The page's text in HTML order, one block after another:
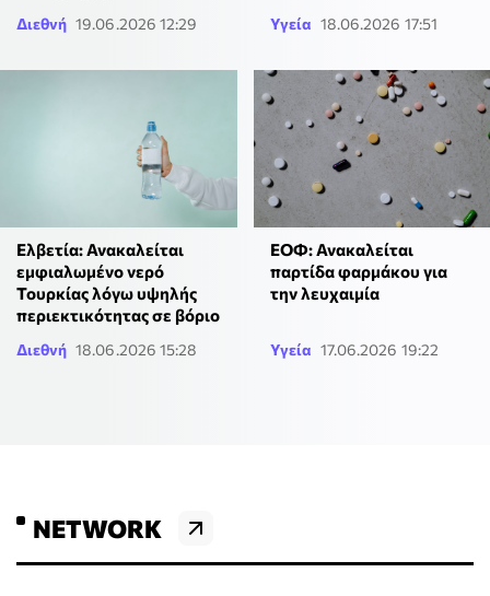
Διεθνή 19.06.2026 12:29 Υγεία 18.06.2026 17:51
Ελβετία: Ανακαλείται
εμφιαλωμένο νερό
Τουρκίας λόγω υψηλής
περιεκτικότητας σε βόριο
Διεθνή 18.06.2026 15:28
ΕΟΦ: Ανακαλείται
παρτίδα φαρμάκου για
την λευχαιμία
Υγεία 17.06.2026 19:22
NETWORK